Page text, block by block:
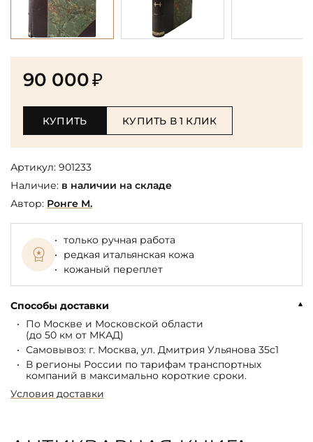
90 000₽
КУПИТЬ КУПИТЬ В 1 КЛИК
Артикул: 901233
Наличие: в наличии на складе
Автор: Ронге М.
только ручная работа
редкая итальянская кожа
кожаный переплет
Способы доставки
По Москве и Московской области
(до 50 км от МКАД)
Самовывоз: г. Москва, ул. Дмитрия Ульянова 35с1
В регионы России по тарифам транспортных
компаний в максимально короткие сроки.
Условия доставки